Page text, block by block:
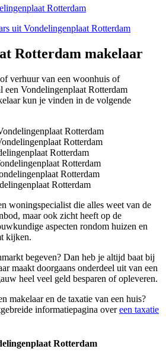
Rotterdam
uit Vondelingenplaat Rotterdam
Rotterdam makelaar
verhuur van een woonhuis of
een Vondelingenplaat Rotterdam
kun je vinden in de volgende
Rotterdam
Rotterdam
Rotterdam
Rotterdam
Rotterdam
Rotterdam
woningspecialist die alles weet van de
maar ook zicht heeft op de
aspecten rondom huizen en
kijken.
begeven? Dan heb je altijd baat bij
maakt doorgaans onderdeel uit van een
heel veel geld besparen of opleveren.
makelaar en de taxatie van een huis?
informatiepagina overeen taxatie
Rotterdam